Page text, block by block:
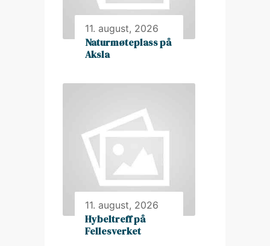
11. august, 2026
Naturmøteplass på
Aksla
11. august, 2026
Hybeltreff på
Fellesverket